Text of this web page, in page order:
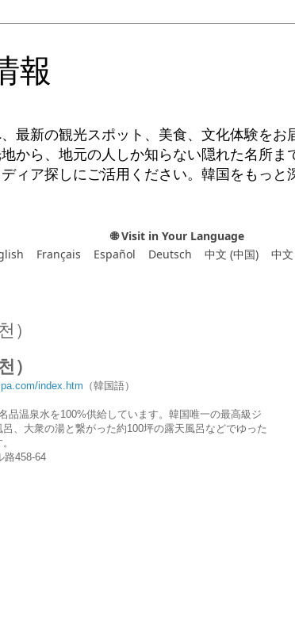
報
最新の観光スポット、美食、文化体験をお
から、地元の人しか知らない隠れた名所
ィア探しにご活用ください。韓国をもっと
🌐 Visit in Your Language
Français Español Deutsch 中文 (中国) 中
）
）
index.htm （韓国語）
品温泉水を100%供給しています。韓国唯一の最高級ジ
、大衆の湯と繋がった約100坪の露天風呂などでゆった
路458-64